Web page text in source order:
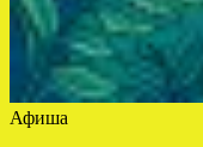
Афиша